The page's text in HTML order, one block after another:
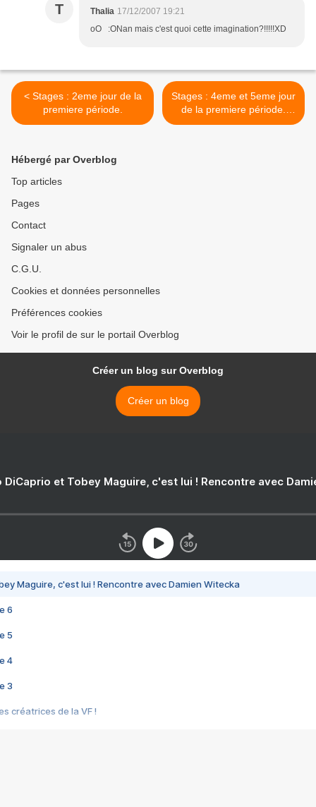
T Thalia 17/12/2007 19:21
oO :ONan mais c'est quoi cette imagination?!!!!!XD
< Stages : 2eme jour de la
premiere période.
Stages : 4eme et 5eme jour
de la premiere période.
Week-end et 1er jour de la
Hébergé par Overblog
Top articles
Pages
Contact
Signaler un abus
C.G.U.
Cookies et données personnelles
Préférences cookies
Voir le profil de sur le portail Overblog
Créer un blog sur Overblog
Créer un blog
DiCaprio et Tobey Maguire, c'est lui ! Rencontre avec
Maguire, c'est lui ! Rencontre avec Damien Witecka
6
5
4
3
créatrices de la VF !